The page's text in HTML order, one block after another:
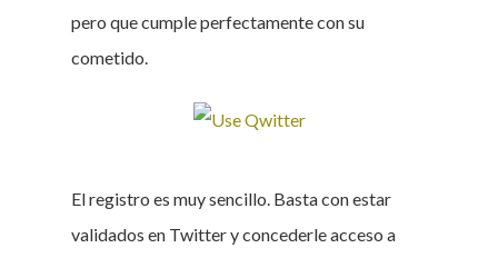
pero que cumple perfectamente con su
cometido.
El registro es muy sencillo. Basta con estar
validados en Twitter y concederle acceso a